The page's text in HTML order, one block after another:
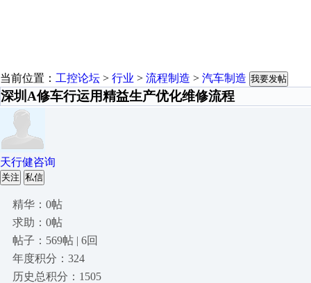
当前位置： 工控论坛 > 行业 > 流程制造 > 汽车制造 我要发帖
深圳A修车行运用精益生产优化维修流程
天行健咨询
关注 私信
精华：0帖
求助：0帖
帖子：569帖 | 6回
年度积分：324
历史总积分：1505